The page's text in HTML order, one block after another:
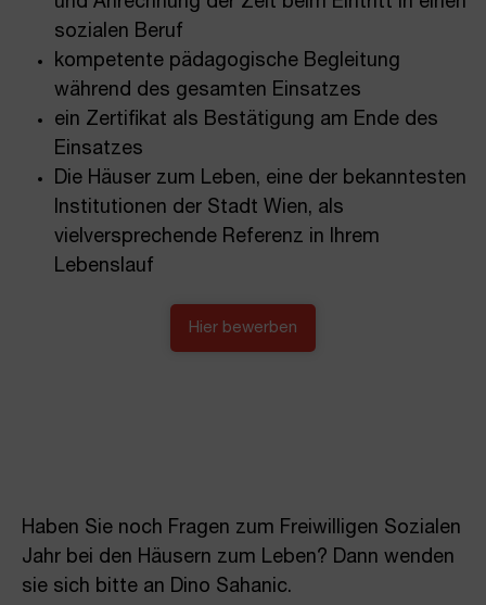
sozialen Beruf
kompetente pädagogische Begleitung
während des gesamten Einsatzes
ein Zertifikat als Bestätigung am Ende des
Einsatzes
Die Häuser zum Leben, eine der bekanntesten
Institutionen der Stadt Wien, als
vielversprechende Referenz in Ihrem
Lebenslauf
Hier bewerben
Haben Sie noch Fragen zum Freiwilligen Sozialen
Jahr bei den Häusern zum Leben? Dann wenden
sie sich bitte an Dino Sahanic.